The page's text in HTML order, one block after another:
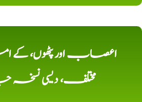
اعصاب اور پٹھوں، کے
مختلف، دیسی